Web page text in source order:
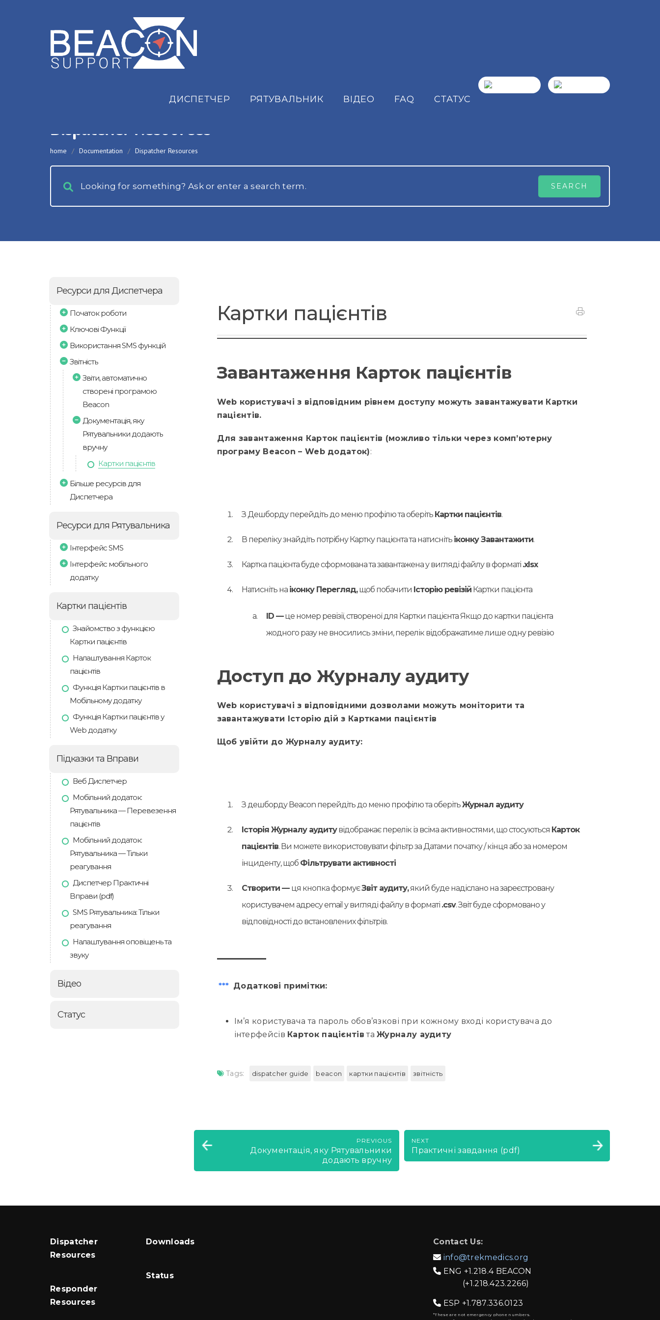
ДИСПЕТЧЕР РЯТУВАЛЬНИК ВІДЕО FAQ СТАТУС
Dispatcher Resources
home / Documentation / Dispatcher Resources
Ресурси для Диспетчера
Початок роботи
Ключові Функції
Використання SMS функцій
Звітність
Звіти, автоматично
створені програмою
Beacon
Документація, яку
Рятувальники додають
вручну
Картки пацієнтів
Більше ресурсів для
Диспетчера
Ресурси для Рятувальника
Інтерфейс SMS
Інтерфейс мобільного
додатку
Картки пацієнтів
Знайомство з функцією
Картки пацієнтів
Налаштування Карток
пацієнтів
Функція Картки пацієнтів в
Мобільному додатку
Функція Картки пацієнтів у
Web додатку
Підказки та Вправи
Веб Диспетчер
Мобільний додаток:
Рятувальника — Перевезення
пацієнтів
Мобільний додаток:
Рятувальника — Тільки
реагування
Диспетчер Практичні
Bправи (pdf)
SMS Рятувальника: Тільки
реагування
Налаштування оповіщень та
звуку
Відео
Статус
Картки пацієнтів
Завантаження Карток пацієнтів
Web користувачі з відповідним рівнем доступу можуть завантажувати Картки
пацієнтів.
Для завантаження Карток пацієнтів (можливо тільки через комп’ютерну
програму Beacon – Web додаток):
З Дешборду перейдіть до меню профілю та оберіть Картки пацієнтів.
В переліку знайдіть потрібну Картку пацієнта та натисніть іконку Завантажити.
Картка пацієнта буде сформована та завантажена у вигляді файлу в форматі .xlsx
Натисніть на іконку Перегляд,щоб побачити Історію ревізійКартки пацієнта
ID —це номер ревізії, створеної для Картки пацієнта Якщо до картки пацієнта
жодного разу не вносились зміни, перелік відображатиме лише одну ревізію
Доступ до Журналу аудиту
Web користувачі з відповідними дозволами можуть моніторити та
завантажувати Історію дій з Картками пацієнтів
Щоб увійти до Журналу аудиту:
З дешборду Вeacon перейдіть до меню профілю та оберітьЖурнал аудиту
Історія Журналу аудитувідображає перелік із всіма активностями, що стосуються Карток
пацієнтів. Ви можете використовувати фільтр за Датами початку / кінця або за номером
інциденту, щоб Фільтрувати активності
Створити — ця кнопка формуєЗвіт аудиту,який буде надіслано на зареєстровану
користувачем адресу email у вигляді файлу в форматі .csv. Звіт буде сформовано у
відповідності до встановлених фільтрів.
*** Додаткові примітки:
Ім’я користувача та пароль обов’язкові при кожному вході користувача до
інтерфейсів Карток пацієнтів таЖурналу аудиту
Tags: dispatcher guide beacon картки пацієнтів звітність
PREVIOUS
Документація, яку Рятувальники
додають вручну
NEXT
Практичні завдання (pdf)
Dispatcher
Resources
Responder
Resources
Downloads
Status
Contact Us:
 info@trekmedics.org
 ENG +1.218.4 BEACON
(+1.218.423.2266)
 ESP +1.787.336.0123
*These are not emergency phone numbers.